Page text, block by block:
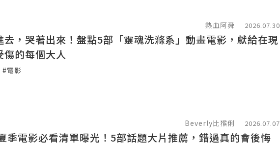
熱血阿舜 2026.07.30
去，哭著出來！盤點5部「靈魂洗滌系」動畫電影，獻給在現
傷的每個大人
#電影
Beverly比猴俐 2026.07.07
季電影必看清單曝光！5部話題大片推薦，錯過真的會後悔